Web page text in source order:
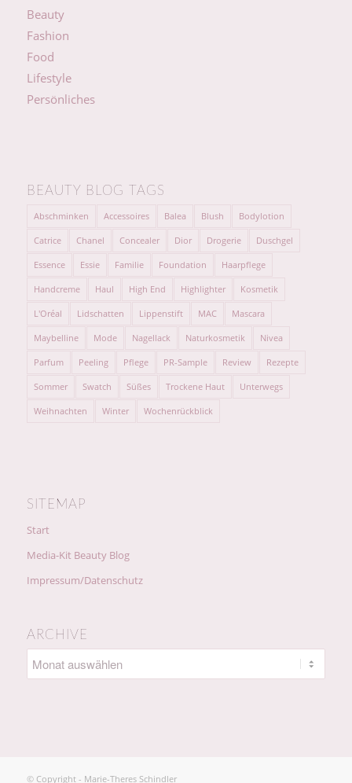
Beauty
Fashion
Food
Lifestyle
Persönliches
BEAUTY BLOG TAGS
Abschminken Accessoires Balea Blush Bodylotion
Catrice Chanel Concealer Dior Drogerie Duschgel
Essence Essie Familie Foundation Haarpflege
Handcreme Haul High End Highlighter Kosmetik
L'Oréal Lidschatten Lippenstift MAC Mascara
Maybelline Mode Nagellack Naturkosmetik Nivea
Parfum Peeling Pflege PR-Sample Review Rezepte
Sommer Swatch Süßes Trockene Haut Unterwegs
Weihnachten Winter Wochenrückblick
SITEMAP
Start
Media-Kit Beauty Blog
Impressum/Datenschutz
ARCHIVE
© Copyright - Marie-Theres Schindler